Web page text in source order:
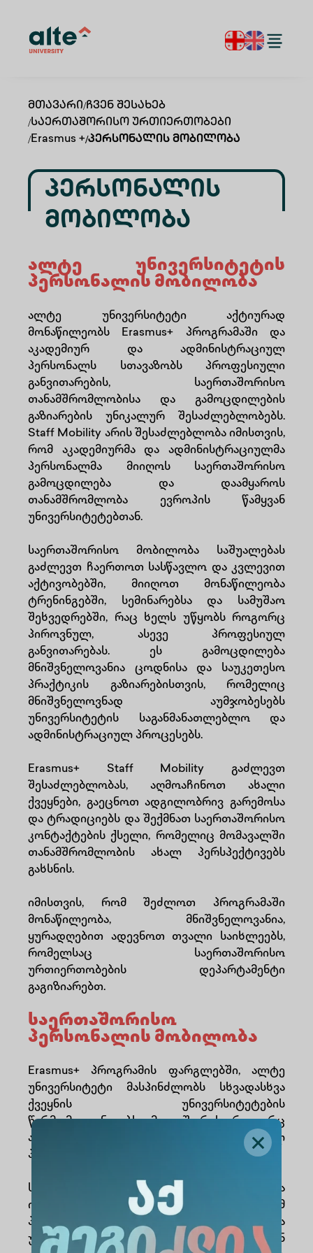
Მთავარი/Ჩვენ Შესახებ
/Საერთაშორისო Ურთიერთობები
/Erasmus +/Პერსონალის Მობილობა
Პერსონალის
Მობილობა
ალტე უნივერსიტეტის
პერსონალის მობილობა
ალტე უნივერსიტეტი აქტიურად
მონაწილეობს Erasmus+ პროგრამაში და
აკადემიურ და ადმინისტრაციულ
პერსონალს სთავაზობს პროფესიული
განვითარების, საერთაშორისო
თანამშრომლობისა და გამოცდილების
გაზიარების უნიკალურ შესაძლებლობებს.
Staff Mobility არის შესაძლებლობა იმისთვის,
რომ აკადემიურმა და ადმინისტრაციულმა
პერსონალმა მიიღოს საერთაშორისო
გამოცდილება და დაამყაროს
თანამშრომლობა ევროპის წამყვან
უნივერსიტეტებთან.
საერთაშორისო მობილობა საშუალებას
გაძლევთ ჩაერთოთ სასწავლო და კვლევით
აქტივობებში, მიიღოთ მონაწილეობა
ტრენინგებში, სემინარებსა და სამუშაო
შეხვედრებში, რაც ხელს უწყობს როგორც
პიროვნულ, ასევე პროფესიულ
განვითარებას. ეს გამოცდილება
მნიშვნელოვანია ცოდნისა და საუკეთესო
პრაქტიკის გაზიარებისთვის, რომელიც
მნიშვნელოვნად აუმჯობესებს
უნივერსიტეტის საგანმანათლებლო და
ადმინისტრაციულ პროცესებს.
Erasmus+ Staff Mobility გაძლევთ
შესაძლებლობას, აღმოაჩინოთ ახალი
ქვეყნები, გაეცნოთ ადგილობრივ გარემოსა
და ტრადიციებს და შექმნათ საერთაშორისო
კონტაქტების ქსელი, რომელიც მომავალში
თანამშრომლობის ახალ პერსპექტივებს
გახსნის.
იმისთვის, რომ შეძლოთ პროგრამაში
მონაწილეობა, მნიშვნელოვანია,
ყურადღებით ადევნოთ თვალი საიხლეებს,
რომელსაც საერთაშორისო
ურთიერთობების დეპარტამენტი
გაგიზიარებთ.
საერთაშორისო
პერსონალის მობილობა
Erasmus+ პროგრამის ფარგლებში, ალტე
უნივერსიტეტი მასპინძლობს სხვადასხვა
ქვეყნის უნივერსიტეტების
წარმომადგენლებს, მათ შორის როგორც
აკადემიურ, ასევე ადმინისტრაციულ
პერსონალს.
საერთაშორისო პერსონალის მობილობა
იძლევა შესაძლებლობას, რომ
პროფესორები, მკვლევრები და
უნივერსიტეტის თანამშრომლები ჩაერთონ